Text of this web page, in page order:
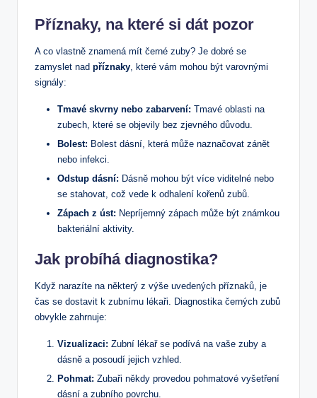
Příznaky, na které si dát pozor
A co vlastně znamená mít černé zuby? Je dobré se
zamyslet nad příznaky , které vám mohou být varovnými
signály:
Tmavé skvrny nebo zabarvení: Tmavé oblasti na
zubech, které se objevily bez zjevného důvodu.
Bolest: Bolest dásní, která může naznačovat zánět
nebo infekci.
Odstup dásní: Dásně mohou být více viditelné nebo
se stahovat, což vede k odhalení kořenů zubů.
Zápach z úst: Nepríjemný zápach může být známkou
bakteriální aktivity.
Jak probíhá diagnostika?
Když narazíte na některý z výše uvedených příznaků, je
čas se dostavit k zubnímu lékaři. Diagnostika černých zubů
obvykle zahrnuje:
Vizualizaci: Zubní lékař se podívá na vaše zuby a
dásně a posoudí jejich vzhled.
Pohmat: Zubaři někdy provedou pohmatové vyšetření
dásní a zubního povrchu.